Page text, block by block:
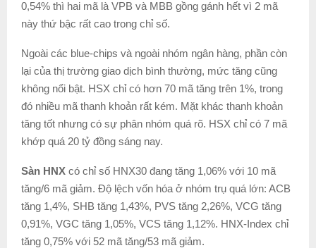
0,54% thì hai mã là VPB và MBB gồng gánh hết vì 2 mã
này thứ bậc rất cao trong chỉ số.
Ngoài các blue-chips và ngoài nhóm ngân hàng, phần còn
lại của thị trường giao dịch bình thường, mức tăng cũng
không nổi bật. HSX chỉ có hơn 70 mã tăng trên 1%, trong
đó nhiều mã thanh khoản rất kém. Mặt khác thanh khoản
tăng tốt nhưng có sự phân nhóm quá rõ. HSX chỉ có 7 mã
khớp quá 20 tỷ đồng sáng nay.
Sàn HNX có chỉ số HNX30 đang tăng 1,06% với 10 mã
tăng/6 mã giảm. Độ lệch vốn hóa ở nhóm trụ quá lớn: ACB
tăng 1,4%, SHB tăng 1,43%, PVS tăng 2,26%, VCG tăng
0,91%, VGC tăng 1,05%, VCS tăng 1,12%. HNX-Index chỉ
tăng 0,75% với 52 mã tăng/53 mã giảm.